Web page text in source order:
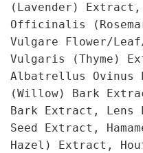
(Lavender) Extract,
Officinalis
Vulgare Flower/
Vulgaris (Thyme)
Albatrellus
(Willow) Bark
Bark Extract,
Seed Extract,
Hazel) Extract,